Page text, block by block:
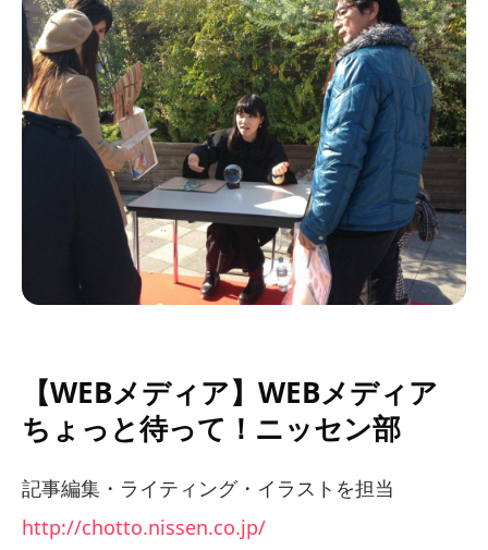
【WEBメディア】WEBメディア
ちょっと待って！ニッセン部
記事編集・ライティング・イラストを担当
http://chotto.nissen.co.jp/